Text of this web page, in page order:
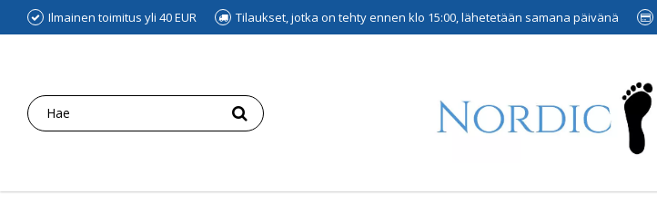
Ilmainen toimitus yli 40 EUR Tilaukset, jotka on tehty ennen klo 15:00, lähetetään samana päivänä